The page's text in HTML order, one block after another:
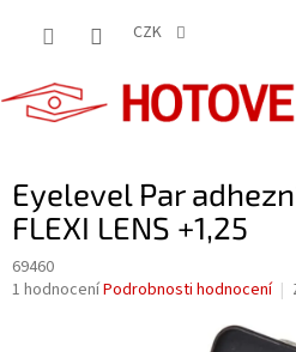
CZK
Eyelevel Par
FLEXI LENS +1,25
69460
Průměrné
1 hodnoceníPodrobnosti hodnocení